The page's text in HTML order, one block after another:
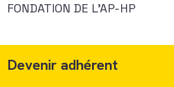
FONDATION DE L’AP-HP
Devenir adhérent